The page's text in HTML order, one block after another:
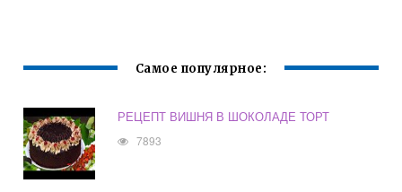
Самое популярное:
РЕЦЕПТ ВИШНЯ В ШОКОЛАДЕ ТОРТ
7893